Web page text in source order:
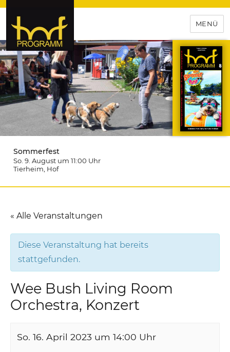
hof-programm – das
Veranstaltungsportal für
Hochfranken
MENÜ
Sommerfest
So. 9. August um 11:00 Uhr
Tierheim , Hof
« Alle Veranstaltungen
Diese Veranstaltung hat bereits
stattgefunden.
Wee Bush Living Room
Orchestra, Konzert
So. 16. April 2023 um 14:00 Uhr